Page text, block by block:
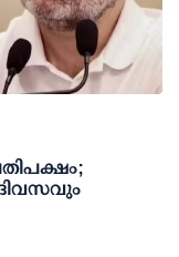
ദിവസവും